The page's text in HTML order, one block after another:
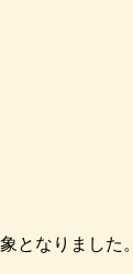
となりました。